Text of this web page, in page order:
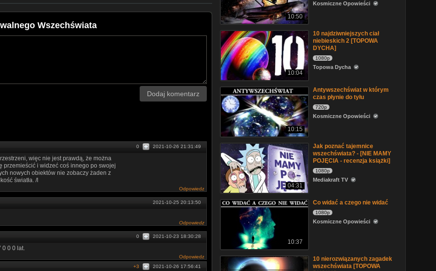
Wszechświata
Dodaj komentarz
2021-10-26 21:31:49
0
więc nie jest prawdą, że można
przemieścić i widzeć coś innego po swojej
nowych obiektów nie zobaczy żaden z
światła. /l
Odpowiedz
2021-10-25 20:13:50
Odpowiedz
2021-10-23 18:30:28
0
0 0 0 lat.
Odpowiedz
2021-10-26 17:56:41
+3
10:50
Kosmiczne Opowieści
10:04
10 najdziwniejszych ciał
niebieskich 2 [TOPOWA
DYCHA]
1080p
Topowa Dycha
10:15
Antywszechświat w którym
czas płynie do tyłu
720p
Kosmiczne Opowieści
04:31
Jak poznać tajemnice
wszechświata? - [NIE MAMY
POJĘCIA - recenzja książki]
1080p
Mediakraft TV
10:37
Co widać a czego nie widać
1080p
Kosmiczne Opowieści
10 nierozwiązanych zagadek
wszechświata [TOPOWA